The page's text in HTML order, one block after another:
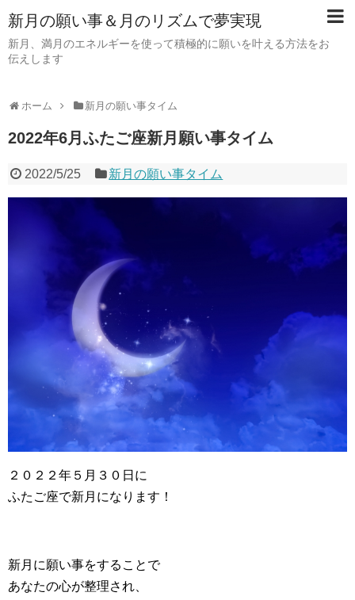
新月の願い事＆月のリズムで夢実現
新月、満月のエネルギーを使って積極的に願いを叶える方法をお
伝えします
ホーム 新月の願い事タイム
2022年6月ふたご座新月願い事タイム
2022/5/25 新月の願い事タイム
２０２２年５月３０日に
ふたご座で新月になります！
新月に願い事をすることで
あなたの心が整理され、